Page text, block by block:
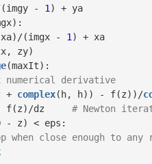
(imgy -
1 ) + ya
- xa)/(imgx -
1 ) + xa
zy)
(maxIt):
numerical derivative
+
complex(h, h)) - f(z))/
z0 =  z - f(z)/dz
# Newton
- z) < eps:
when close enough to any